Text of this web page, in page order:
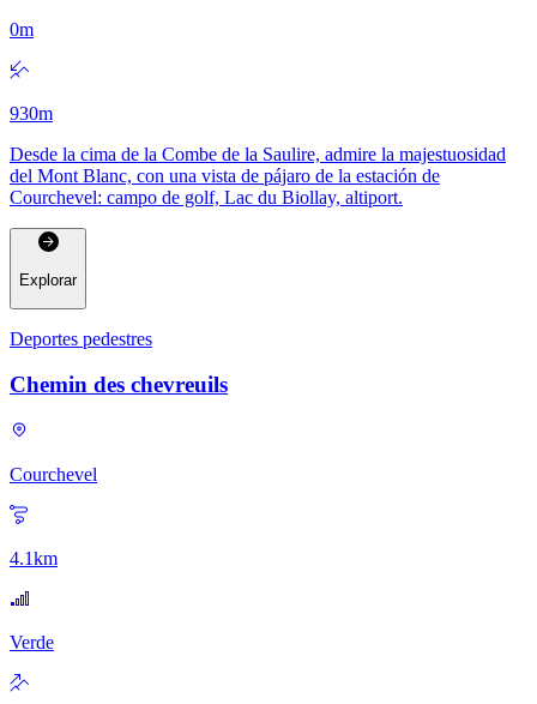
0m
930m
Desde la cima de la Combe de la Saulire, admire la majestuosidad
del Mont Blanc, con una vista de pájaro de la estación de
Courchevel: campo de golf, Lac du Biollay, altiport.
Explorar
Deportes pedestres
Chemin des chevreuils
Courchevel
4.1km
Verde